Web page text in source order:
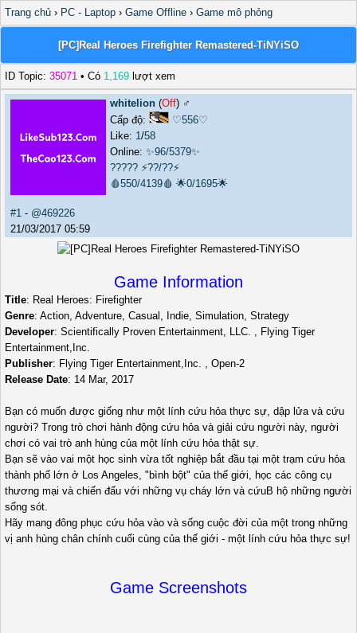
Trang chủ › PC - Laptop › Game Offline › Game mô phỏng
[PC]Real Heroes Firefighter Remastered-TiNYiSO
ID Topic: 35071 • Có 1,169 lượt xem
whitelion (Off) ♂️
Cấp độ:
♡556♡
Like: 1/58
Online: ✨96/5379✨
????? ⚡??/??⚡
🩸550/4139🩸 🌟0/1695🌟
#1 - @469226
21/03/2017 05:59
Game Information
Title: Real Heroes: Firefighter
Genre: Action, Adventure, Casual, Indie, Simulation, Strategy
Developer: Scientifically Proven Entertainment, LLC. , Flying Tiger
Entertainment,Inc.
Publisher: Flying Tiger Entertainment,Inc. , Open-2
Release Date: 14 Mar, 2017
Bạn có muốn được giống như một lính cứu hỏa thực sự, dập lửa và cứu
người? Trong trò chơi hành động cứu hỏa và giải cứu người này, người
chơi có vai trò anh hùng của một lính cứu hỏa thật sự.
Bạn sẽ vào vai một học sinh vừa tốt nghiệp bắt đầu tại một trạm cứu hỏa
thành phố lớn ở Los Angeles, "bình bột" của thế giới, học các công cụ
thương mại và chiến đấu với những vụ cháy lớn và cứuB hộ những người
sống sót.
Hãy mang đông phục cứu hỏa vào và sống cuộc đời của một trong những
vị anh hùng chân chính cuối cùng của thế giới - một lính cứu hỏa thực sự!
Game Screenshots